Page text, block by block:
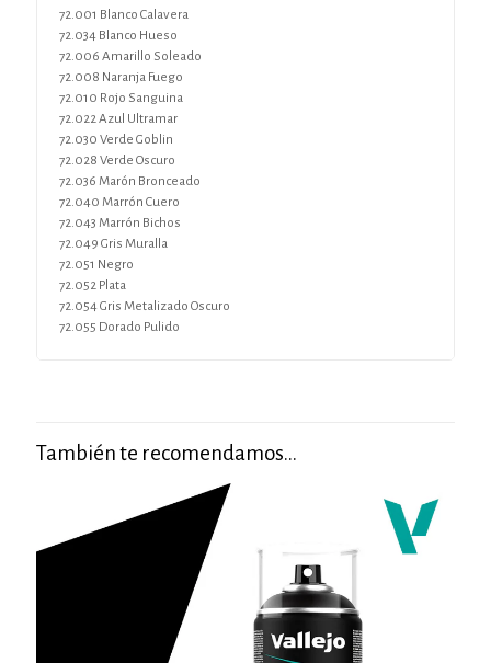
72.001 Blanco Calavera
72.034 Blanco Hueso
72.006 Amarillo Soleado
72.008 Naranja Fuego
72.010 Rojo Sanguina
72.022 Azul Ultramar
72.030 Verde Goblin
72.028 Verde Oscuro
72.036 Marón Bronceado
72.040 Marrón Cuero
72.043 Marrón Bichos
72.049 Gris Muralla
72.051 Negro
72.052 Plata
72.054 Gris Metalizado Oscuro
72.055 Dorado Pulido
También te recomendamos…